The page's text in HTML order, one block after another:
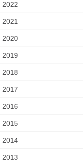
2022
2021
2020
2019
2018
2017
2016
2015
2014
2013